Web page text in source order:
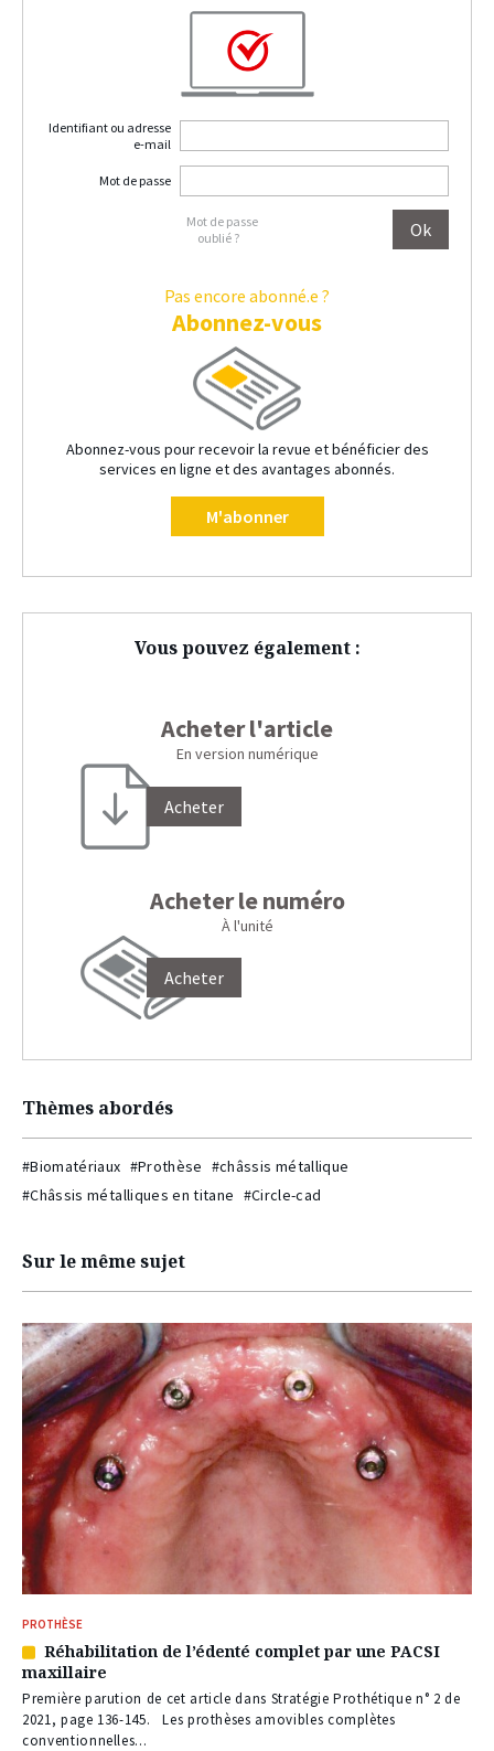
Identifiant ou adresse
e-mail
Mot de passe
Mot de passe
oublié ?
Pas encore abonné.e ?
Abonnez-vous
Abonnez-vous pour recevoir la revue et bénéficier des
services en ligne et des avantages abonnés.
M'abonner
Vous pouvez également :
Acheter l'article
En version numérique
Acheter
Acheter le numéro
À l'unité
Acheter
Thèmes abordés
#Biomatériaux #Prothèse #châssis métallique
#Châssis métalliques en titane #Circle-cad
Sur le même sujet
PROTHÈSE
Article
réservé
à
nos
abonnés
Réhabilitation de l’édenté complet par une PACSI
maxillaire
Première parution de cet article dans Stratégie Prothétique n° 2 de
2021, page 136-145. Les prothèses amovibles complètes
conventionnelles...